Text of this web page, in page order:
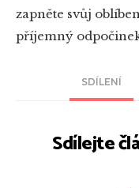
SDÍLENÍ
Sdílejte
zapněte svůj
příjemný